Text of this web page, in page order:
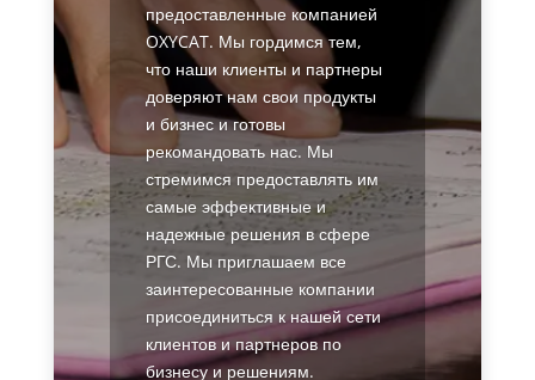
предоставленные компанией
OXYCAT. Мы гордимся тем,
что наши клиенты и партнеры
доверяют нам свои продукты
и бизнес и готовы
рекомандовать нас. Мы
стремимся предоставлять им
самые эффективные и
надежные решения в сфере
РГС. Мы приглашаем все
заинтересованные компании
присоединиться к нашей сети
клиентов и партнеров по
бизнесу и решениям.